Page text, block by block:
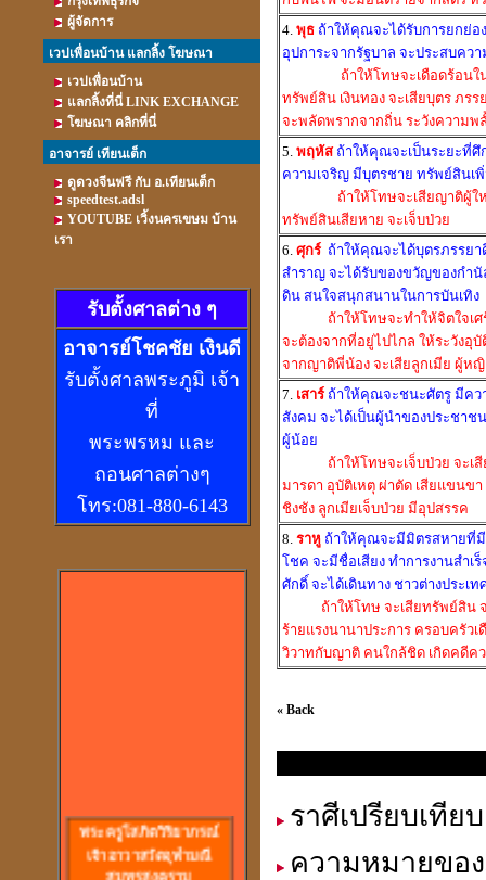
ผู้จัดการ
เวปเพื่อนบ้าน แลกลิ้ง โฆษณา
เวปเพื่อนบ้าน
แลกลิ้งที่นี่ LINK EXCHANGE
โฆษณา คลิกที่นี่
อาจารย์ เทียนเต็ก
ดูดวงจีนฟรี กับ อ.เทียนเต็ก
speedtest.adsl
YOUTUBE เวิ้งนครเขษม บ้าน
เรา
รับตั้งศาลต่าง ๆ
อาจารย์โชคชัย เงินดี
รับตั้งศาลพระภูมิ เจ้า
ที่
พระพรหม และ
ถอนศาลต่างๆ
โทร:081-880-6143
พระครูโสภิตวิริยาภรณ์
เจ้าอาวาสวัดจุฬามณี
สมุทรสงคราม
4. พุธ ถ้าให้คุณจะได้รับการยกย่อ
อุปการะจากรัฐบาล จะประสบคว
ถ้าให้โทษจะเดือดร้อนใ
ทรัพย์สิน เงินทอง จะเสียบุตร ภ
จะพลัดพรากจากถิ่น ระวังความพ
5. พฤหัส ถ้าให้คุณจะเป็นระยะที่
ความเจริญ มีบุตรชาย ทรัพย์สินเ
ถ้าให้โทษจะเสียญาติผู้ใ
ทรัพย์สินเสียหาย จะเจ็บป่วย
6. ศุกร์ ถ้าให้คุณจะได้บุตรภรรยา
สำราญ จะได้รับของขวัญของกำ
ดิน สนใจสนุกสนานในการบันเทิง
ถ้าให้โทษจะทำให้จิตใจเ
จะต้องจากที่อยู่ไปไกล ให้ระวังอุ
จากญาติพี่น้อง จะเสียลูกเมีย ผู้ห
7. เสาร์ ถ้าให้คุณจะชนะศัตรู มีคว
สังคม จะได้เป็นผู้นำของประชา
ผู้น้อย
ถ้าให้โทษจะเจ็บป่วย จะเ
มารดา อุบัติเหตุ ผ่าตัด เสียแขนข
ชิงชัง ลูกเมียเจ็บป่วย มีอุปสรรค
8. ราหู ถ้าให้คุณจะมีมิตรสหายที่มี
โชค จะมีชื่อเสียง ทำการงานสำเ
ศักดิ์ จะได้เดินทาง ชาวต่างประเ
ถ้าให้โทษ จะเสียทรัพย์สิน
ร้ายแรงนานาประการ ครอบครัว
วิวาทกับญาติ คนใกล้ชิด เกิดคดีค
« Back
ราศีเปรียบเที
ความหมายขอ